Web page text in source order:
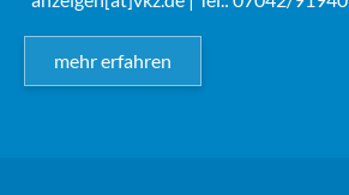
mehr erfahren